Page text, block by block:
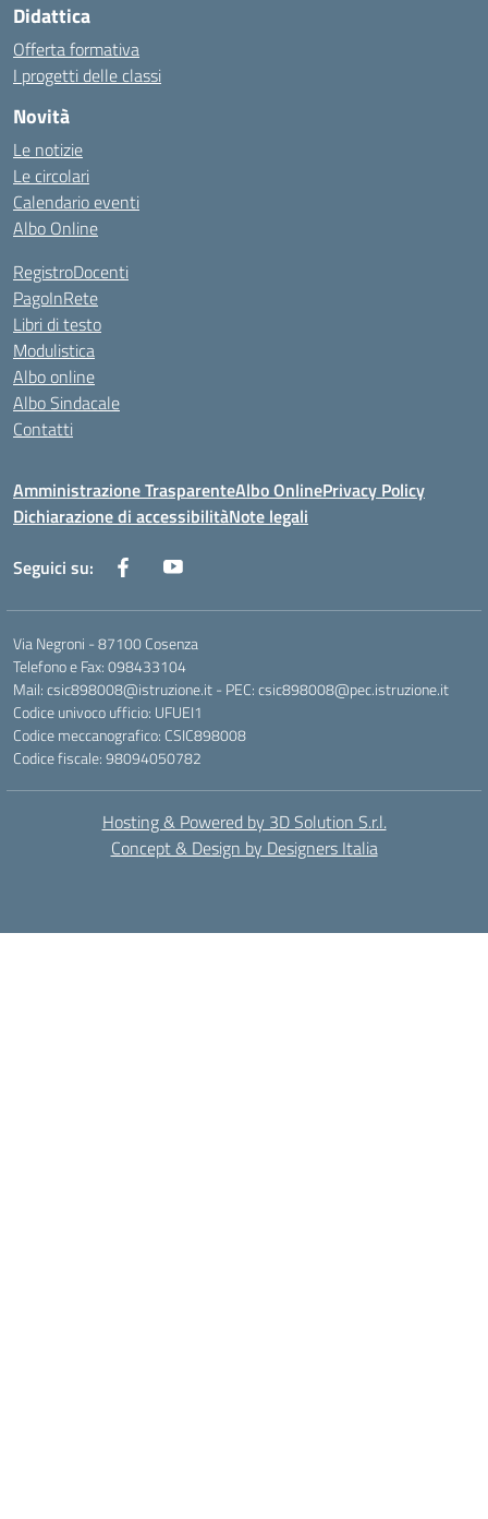
Didattica
Offerta formativa
I progetti delle classi
Novità
Le notizie
Le circolari
Calendario eventi
Albo Online
RegistroDocenti
PagoInRete
Libri di testo
Modulistica
Albo online
Albo Sindacale
Contatti
Amministrazione TrasparenteAlbo OnlinePrivacy Policy
Dichiarazione di accessibilitàNote legali
Seguici su:
Via Negroni - 87100 Cosenza
Telefono e Fax: 098433104
Mail: csic898008@istruzione.it - PEC: csic898008@pec.istruzione.it
Codice univoco ufficio: UFUEI1
Codice meccanografico: CSIC898008
Codice fiscale: 98094050782
Hosting & Powered by 3D Solution S.r.l.
Concept & Design by Designers Italia